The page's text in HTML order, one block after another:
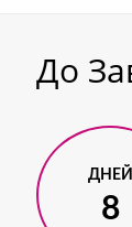
До
ДНЕЙ
8